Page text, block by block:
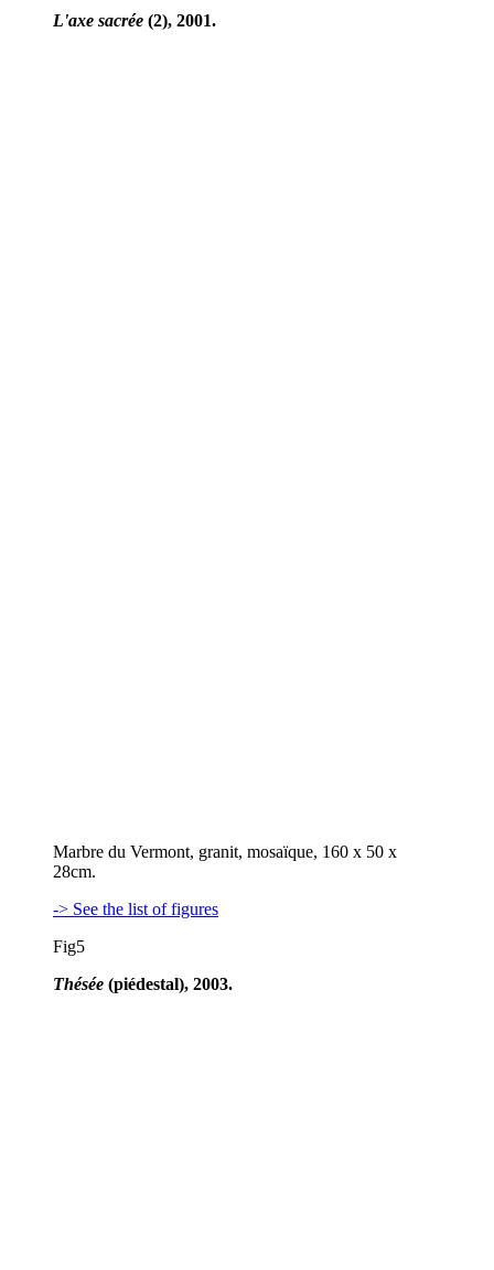
L'axe sacrée (2), 2001.
Marbre du Vermont, granit, mosaïque, 160 x 50 x
28cm.
-> See the list of figures
Fig5
Thésée (piédestal), 2003.